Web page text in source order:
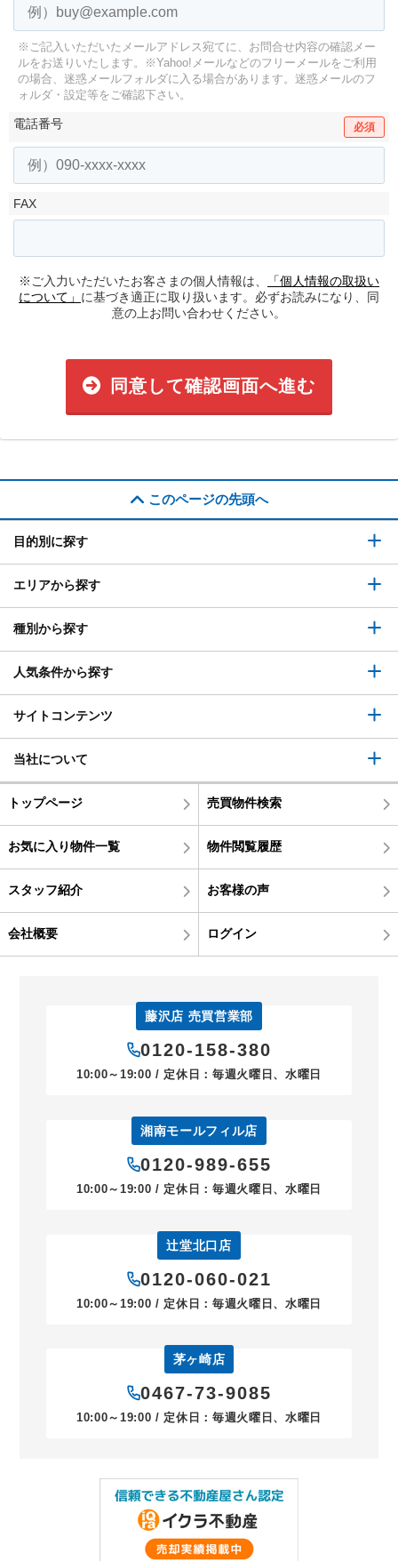
※ご記入いただいたメールアドレス宛てに、お問合せ内容の確認メー
ルをお送りいたします。
※Yahoo!メールなどのフリーメールをご利用
の場合、迷惑メールフォルダに入る場合があります。 迷惑メールのフ
ォルダ・設定等をご確認下さい。
電話番号 必須
FAX
※ご入力いただいたお客さまの個人情報は、
「個人情報の取扱い
について」 に基づき適正に取り扱います。必ずお読みになり、同
意の上お問い合わせください。
同意して確認画面へ進む
このページの先頭へ
目的別に探す
エリアから探す
種別から探す
人気条件から探す
サイトコンテンツ
当社について
トップページ 売買物件検索
お気に入り物件一覧 物件閲覧履歴
スタッフ紹介 お客様の声
会社概要 ログイン
藤沢店 売買営業部
0120-158-380
10:00～19:00 / 定休日：毎週火曜日、水曜日
湘南モールフィル店
0120-989-655
10:00～19:00 / 定休日：毎週火曜日、水曜日
辻堂北口店
0120-060-021
10:00～19:00 / 定休日：毎週火曜日、水曜日
茅ヶ崎店
0467-73-9085
10:00～19:00 / 定休日：毎週火曜日、水曜日